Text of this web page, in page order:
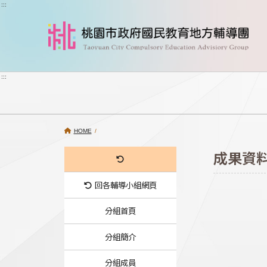
跳到主要內容
:::
:::
HOME /
回各輔導小組網頁
分組首頁
分組簡介
分組成員
成果資